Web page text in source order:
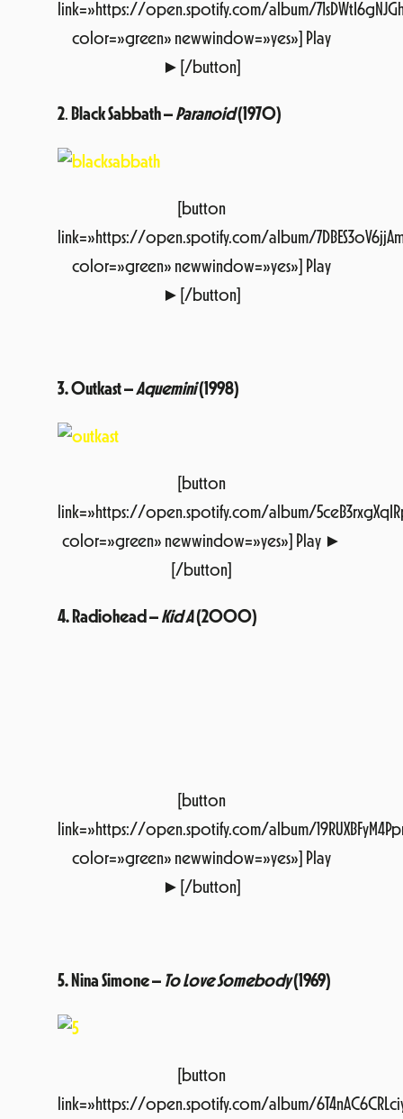
link=»https://open.spotify.com/album/
color=»green» newwindow=»yes»] Play
►[/button]
2. Black Sabbath – Paranoid(1970)
[button
link=»https://open.spotify.com/album/
color=»green» newwindow=»yes»] Play
►[/button]
3.Outkast –Aquemini(1998)
[button
link=»https://open.spotify.com/album/
color=»green» newwindow=»yes»] Play ►
[/button]
4. Radiohead – Kid A(2000)
►[/button]
To Love Somebody
[button
link=»https://open.spotify.com/album/
►[/button]